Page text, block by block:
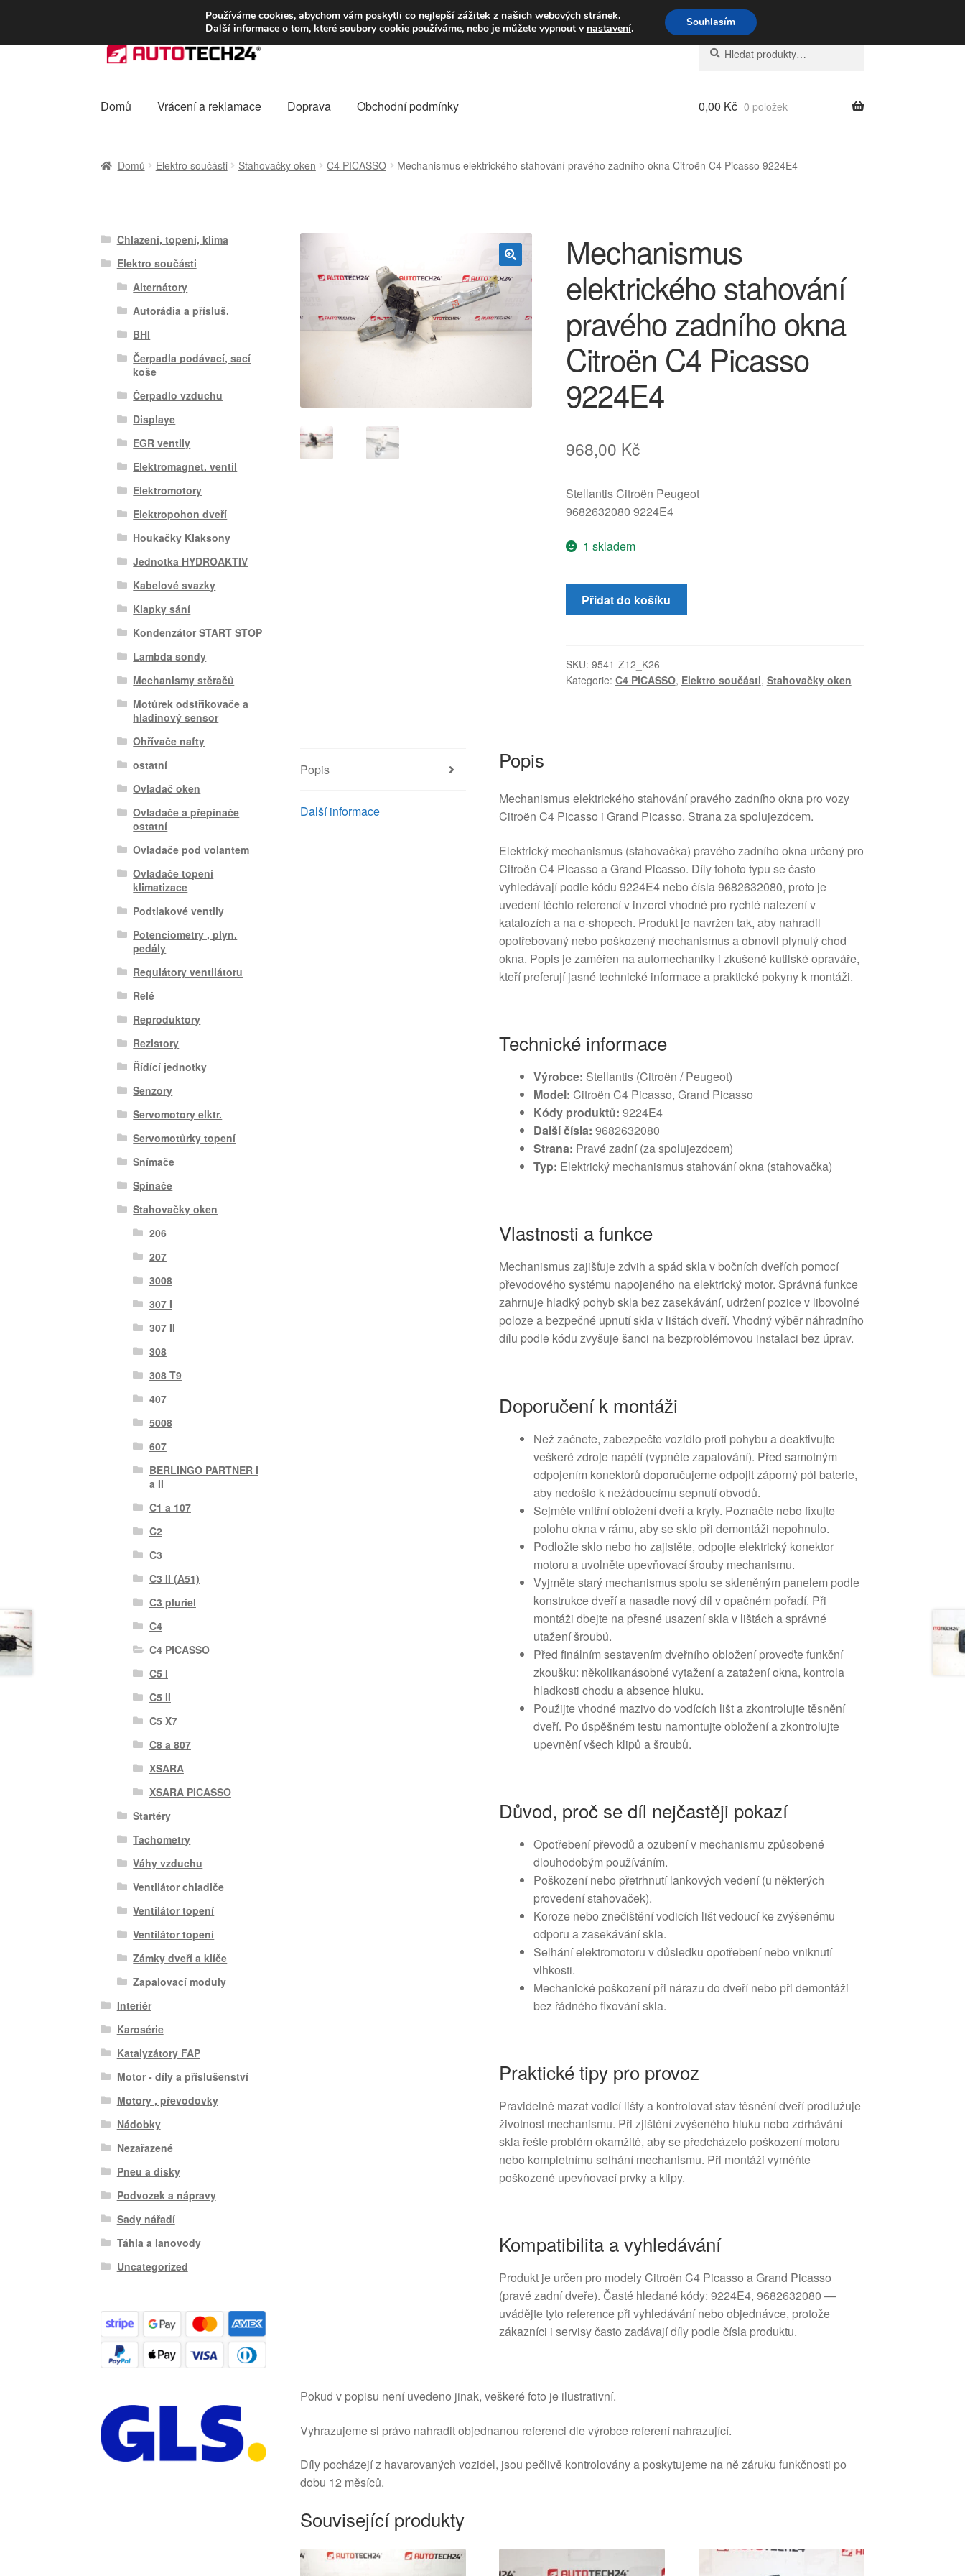
DOPRAVA od 139,-Kč Volejte po-pá 9-16 704 494 494
Přeskočit
na
Přejít
webu
Hledat:
Hledat
Domů Vrácení a reklamace Doprava Obchodní podmínky 0,00 Kč 0 položek
Domů Elektro součásti Stahovačky oken C4 PICASSO Mechanismus elektrického stahování pravého zadního okna Citroën C4 Picasso 9224E4
🔍
Mechanismus
elektrického stahování
pravého zadního okna
Citroën C4 Picasso
9224E4
968,00 Kč
Stellantis Citroën Peugeot
9682632080 9224E4
1 skladem
Mechanismus
elektrického
zadního
okna
Přidat do košíku
SKU: 9541-Z12_K26
Kategorie: C4 PICASSO, Elektro součásti, Stahovačky oken
Popis
Další informace
Popis
Mechanismus elektrického stahování pravého zadního okna pro vozy
Citroën C4 Picasso i Grand Picasso. Strana za spolujezdcem.
Elektrický mechanismus (stahovačka) pravého zadního okna určený pro
Citroën C4 Picasso a Grand Picasso. Díly tohoto typu se často
vyhledávají podle kódu 9224E4 nebo čísla 9682632080, proto je
uvedení těchto referencí v inzerci vhodné pro rychlé nalezení v
katalozích a na e-shopech. Produkt je navržen tak, aby nahradil
opotřebovaný nebo poškozený mechanismus a obnovil plynulý chod
okna. Popis je zaměřen na automechaniky i zkušené kutilské opraváře,
kteří preferují jasné technické informace a praktické pokyny k montáži.
Technické informace
Výrobce: Stellantis (Citroën / Peugeot)
Model: Citroën C4 Picasso, Grand Picasso
Kódy produktů: 9224E4
Další čísla: 9682632080
Strana: Pravé zadní (za spolujezdcem)
Typ: Elektrický mechanismus stahování okna (stahovačka)
Vlastnosti a funkce
Mechanismus zajišťuje zdvih a spád skla v bočních dveřích pomocí
převodového systému napojeného na elektrický motor. Správná funkce
zahrnuje hladký pohyb skla bez zasekávání, udržení pozice v libovolné
poloze a bezpečné upnutí skla v lištách dveří. Vhodný výběr náhradního
dílu podle kódu zvyšuje šanci na bezproblémovou instalaci bez úprav.
Doporučení k montáži
Než začnete, zabezpečte vozidlo proti pohybu a deaktivujte
veškeré zdroje napětí (vypněte zapalování). Před samotným
odpojením konektorů doporučujeme odpojit záporný pól baterie,
aby nedošlo k nežádoucímu sepnutí obvodů.
Sejměte vnitřní obložení dveří a kryty. Poznačte nebo fixujte
polohu okna v rámu, aby se sklo při demontáži nepohnulo.
Podložte sklo nebo ho zajistěte, odpojte elektrický konektor
motoru a uvolněte upevňovací šrouby mechanismu.
Vyjměte starý mechanismus spolu se skleněným panelem podle
konstrukce dveří a nasaďte nový díl v opačném pořadí. Při
montáži dbejte na přesné usazení skla v lištách a správné
utažení šroubů.
Před finálním sestavením dveřního obložení proveďte funkční
zkoušku: několikanásobné vytažení a zatažení okna, kontrola
hladkosti chodu a absence hluku.
Použijte vhodné mazivo do vodících lišt a zkontrolujte těsnění
dveří. Po úspěšném testu namontujte obložení a zkontrolujte
upevnění všech klipů a šroubů.
Důvod, proč se díl nejčastěji pokazí
Opotřebení převodů a ozubení v mechanismu způsobené
dlouhodobým používáním.
Poškození nebo přetrhnutí lankových vedení (u některých
provedení stahovaček).
Koroze nebo znečištění vodicích lišt vedoucí ke zvýšenému
odporu a zasekávání skla.
Selhání elektromotoru v důsledku opotřebení nebo vniknutí
vlhkosti.
Mechanické poškození při nárazu do dveří nebo při demontáži
bez řádného fixování skla.
Praktické tipy pro provoz
Pravidelně mazat vodicí lišty a kontrolovat stav těsnění dveří prodlužuje
životnost mechanismu. Při zjištění zvýšeného hluku nebo zdrhávání
skla řešte problém okamžitě, aby se předcházelo poškození motoru
nebo kompletnímu selhání mechanismu. Při montáži vyměňte
poškozené upevňovací prvky a klipy.
Kompatibilita a vyhledávání
Produkt je určen pro modely Citroën C4 Picasso a Grand Picasso
(pravé zadní dveře). Časté hledané kódy: 9224E4, 9682632080 —
uvádějte tyto reference při vyhledávání nebo objednávce, protože
zákazníci i servisy často zadávají díly podle čísla produktu.
Pokud v popisu není uvedeno jinak, veškeré foto je ilustrativní.
Vyhrazujeme si právo nahradit objednanou referenci dle výrobce referení nahrazující.
Díly pocházejí z havarovaných vozidel, jsou pečlivě kontrolovány a poskytujeme na ně záruku funkčnosti po
dobu 12 měsíců.
Související produkty
Chlazení, topení, klima
Elektro součásti
Alternátory
Autorádia a přísluš.
BHI
Čerpadla podávací, sací
koše
Čerpadlo vzduchu
Displaye
EGR ventily
Elektromagnet. ventil
Elektromotory
Elektropohon dveří
Houkačky Klaksony
Jednotka HYDROAKTIV
Kabelové svazky
Klapky sání
Kondenzátor START STOP
Lambda sondy
Mechanismy stěračů
Motůrek odstřikovače a
hladinový sensor
Ohřívače nafty
ostatní
Ovladač oken
Ovladače a přepínače
ostatní
Ovladače pod volantem
Ovladače topení
klimatizace
Podtlakové ventily
Potenciometry , plyn.
pedály
Regulátory ventilátoru
Relé
Reproduktory
Rezistory
Řídící jednotky
Senzory
Servomotory elktr.
Servomotůrky topení
Snímače
Spínače
Stahovačky oken
206
207
3008
307 I
307 II
308
308 T9
407
5008
607
BERLINGO PARTNER I
a II
C1 a 107
C2
C3
C3 II (A51)
C3 pluriel
C4
C4 PICASSO
C5 I
C5 II
C5 X7
C8 a 807
XSARA
XSARA PICASSO
Startéry
Tachometry
Váhy vzduchu
Ventilátor chladiče
Ventilátor topení
Ventilátor topení
Zámky dveří a klíče
Zapalovací moduly
Interiér
Karosérie
Katalyzátory FAP
Motor - díly a příslušenství
Motory , převodovky
Nádobky
Nezařazené
Pneu a disky
Podvozek a nápravy
Sady nářadí
Táhla a lanovody
Uncategorized
Používáme cookies, abychom vám poskytli co nejlepší zážitek z našich webových stránek.
Další informace o tom, které soubory cookie používáme, nebo je můžete vypnout v nastavení. Souhlasím